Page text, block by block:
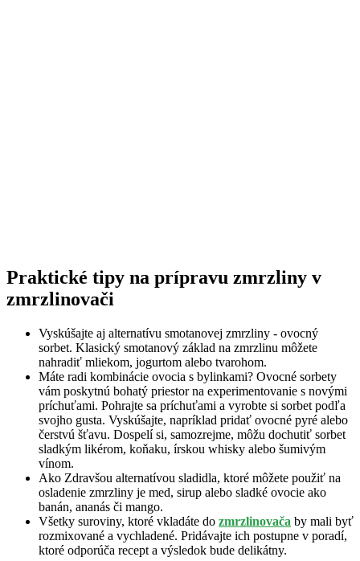
Praktické tipy na prípravu zmrzliny v
zmrzlinovači
Vyskúšajte aj alternatívu smotanovej zmrzliny - ovocný
sorbet. Klasický smotanový základ na zmrzlinu môžete
nahradiť mliekom, jogurtom alebo tvarohom.
Máte radi kombinácie ovocia s bylinkami? Ovocné sorbety
vám poskytnú bohatý priestor na experimentovanie s novými
príchuťami. Pohrajte sa príchuťami a vyrobte si sorbet podľa
svojho gusta. Vyskúšajte, napríklad pridať ovocné pyré alebo
čerstvú šťavu. Dospelí si, samozrejme, môžu dochutiť sorbet
sladkým likérom, koňaku, írskou whisky alebo šumivým
vínom.
Ako Zdravšou alternatívou sladidla, ktoré môžete použiť na
osladenie zmrzliny je med, sirup alebo sladké ovocie ako
banán, ananás či mango.
Všetky suroviny, ktoré vkladáte do zmrzlinovača by mali byť
rozmixované a vychladené. Pridávajte ich postupne v poradí,
ktoré odporúča recept a výsledok bude delikátny.